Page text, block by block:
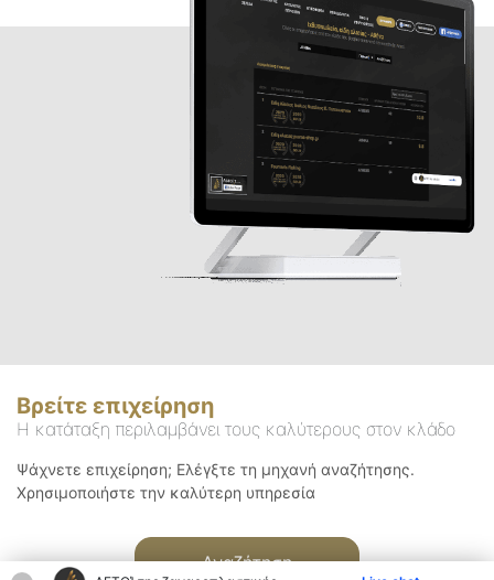
Βρείτε επιχείρηση
Η κατάταξη περιλαμβάνει τους καλύτερους στον κλάδο
Ψάχνετε επιχείρηση; Ελέγξτε τη μηχανή αναζήτησης.
Χρησιμοποιήστε την καλύτερη υπηρεσία
Αναζήτηση